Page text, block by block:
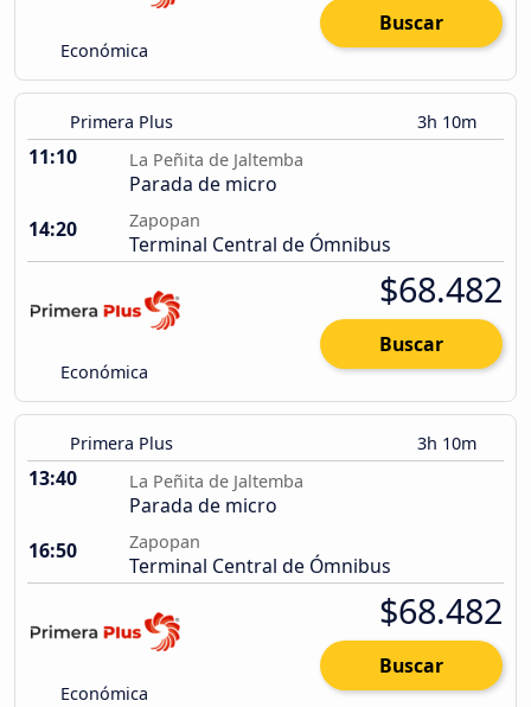
Económica
Buscar
Primera Plus 3h 10m
11:10 La Peñita de Jaltemba
Parada de micro
14:20
Zapopan
Terminal Central de Ómnibus
Económica
$68.482
Buscar
Primera Plus 3h 10m
13:40 La Peñita de Jaltemba
Parada de micro
16:50
Zapopan
Terminal Central de Ómnibus
Económica
$68.482
Buscar